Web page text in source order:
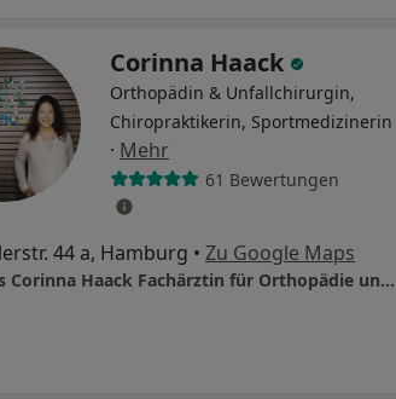
Corinna Haack
Orthopädin & Unfallchirurgin,
Chiropraktikerin, Sportmedizinerin
· Mehr
61 Bewertungen
44 a, Hamburg • Zu Google Maps
Praxis Corinna Haack Fachärztin für Orthopädie und Unfallchirugie